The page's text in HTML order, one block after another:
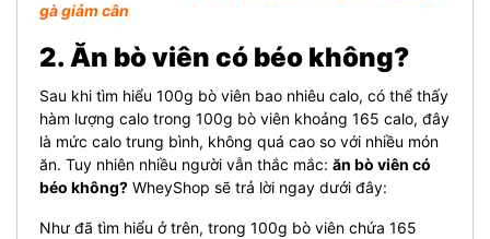
gà giảm cân
2. Ăn bò viên có béo không?
Sau khi tìm hiểu 100g bò viên bao nhiêu calo, có thể thấy
hàm lượng calo trong 100g bò viên khoảng 165 calo, đây
là mức calo trung bình, không quá cao so với nhiều món
ăn. Tuy nhiên nhiều người vẫn thắc mắc: ăn bò viên có
béo không? WheyShop sẽ trả lời ngay dưới đây:
Như đã tìm hiểu ở trên, trong 100g bò viên chứa 165